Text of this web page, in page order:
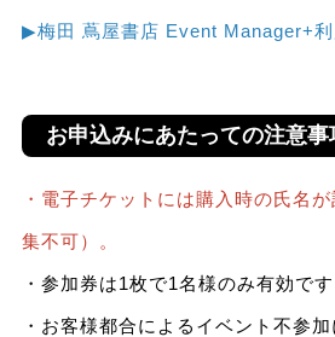
▶︎梅田 蔦屋書店 Event Manager+
お申込みにあたっての注意事
・電子チケットには購入時の氏名
集不可）。
・参加券は1枚で1名様のみ有効です
・お客様都合によるイベント不参